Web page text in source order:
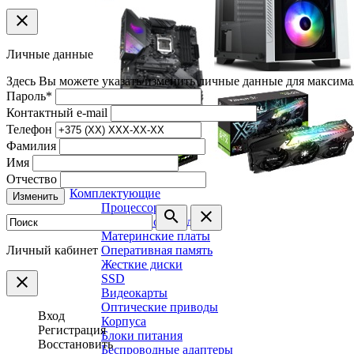
Комплектующие
Процессоры
Системы охлаждения
Материнские платы
Оперативная память
Жесткие диски
SSD
Видеокарты
Оптические приводы
Корпуса
Блоки питания
Беспроводные адаптеры
clear
Личные данные
Здесь Вы можете указать/изменить личные данные для
Пароль*
Контактный e-mail
Телефон
Фамилия
Имя
Отчество
Изменить
search clear
Личный кабинет
clear
Вход
Регистрация
Восстановить